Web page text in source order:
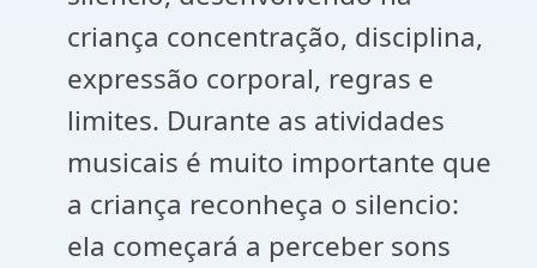
criança concentração, disciplina,
expressão corporal, regras e
limites. Durante as atividades
musicais é muito importante que
a criança reconheça o silencio:
ela começará a perceber sons